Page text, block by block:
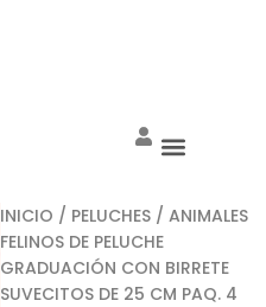
INICIO / PELUCHES / ANIMALES
FELINOS DE PELUCHE
GRADUACIÓN CON BIRRETE
SUVECITOS DE 25 CM PAQ. 4